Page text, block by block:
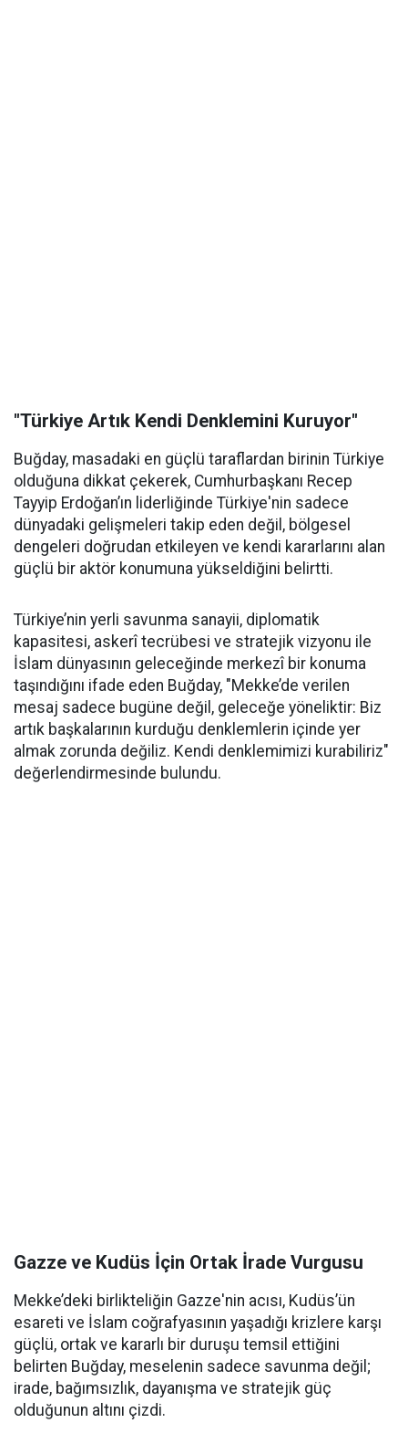
"Türkiye Artık Kendi Denklemini Kuruyor"
Buğday, masadaki en güçlü taraflardan birinin Türkiye
olduğuna dikkat çekerek, Cumhurbaşkanı Recep
Tayyip Erdoğan’ın liderliğinde Türkiye'nin sadece
dünyadaki gelişmeleri takip eden değil, bölgesel
dengeleri doğrudan etkileyen ve kendi kararlarını alan
güçlü bir aktör konumuna yükseldiğini belirtti.
Türkiye’nin yerli savunma sanayii, diplomatik
kapasitesi, askerî tecrübesi ve stratejik vizyonu ile
İslam dünyasının geleceğinde merkezî bir konuma
taşındığını ifade eden Buğday, "Mekke’de verilen
mesaj sadece bugüne değil, geleceğe yöneliktir: Biz
artık başkalarının kurduğu denklemlerin içinde yer
almak zorunda değiliz. Kendi denklemimizi kurabiliriz"
değerlendirmesinde bulundu.
Gazze ve Kudüs İçin Ortak İrade Vurgusu
Mekke’deki birlikteliğin Gazze'nin acısı, Kudüs’ün
esareti ve İslam coğrafyasının yaşadığı krizlere karşı
güçlü, ortak ve kararlı bir duruşu temsil ettiğini
belirten Buğday, meselenin sadece savunma değil;
irade, bağımsızlık, dayanışma ve stratejik güç
olduğunun altını çizdi.